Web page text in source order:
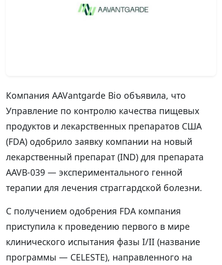
Компания AAVantgarde Bio объявила, что
Управление по контролю качества пищевых
продуктов и лекарственных препаратов США
(FDA) одобрило заявку компании на новый
лекарственный препарат (IND) для препарата
AAVB-039 — экспериментального генной
терапии для лечения страггардской болезни.
С получением одобрения FDA компания
приступила к проведению первого в мире
клинического испытания фазы I/II (название
программы — CELESTE), направленного на